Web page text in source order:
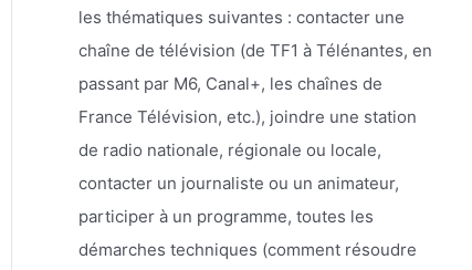
les thématiques suivantes : contacter une
chaîne de télévision (de TF1 à Télénantes, en
passant par M6, Canal+, les chaînes de
France Télévision, etc.), joindre une station
de radio nationale, régionale ou locale,
contacter un journaliste ou un animateur,
participer à un programme, toutes les
démarches techniques (comment résoudre